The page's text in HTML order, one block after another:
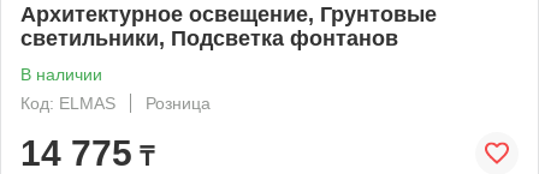
Архитектурное освещение, Грунтовые
светильники, Подсветка фонтанов
В наличии
Код: ELMAS
Розница
14 775 ₸